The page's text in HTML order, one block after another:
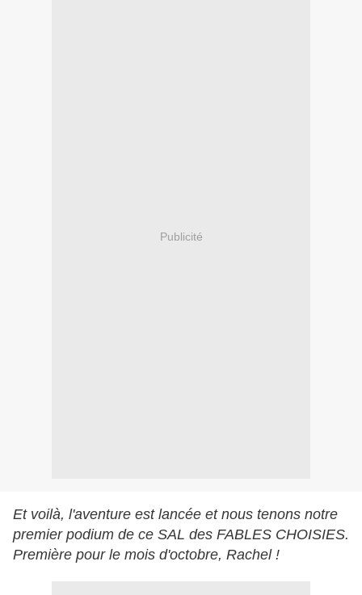
Publicité
Et voilà, l'aventure est lancée et nous tenons notre
premier podium de ce SAL des FABLES CHOISIES.
Première pour le mois d'octobre, Rachel !